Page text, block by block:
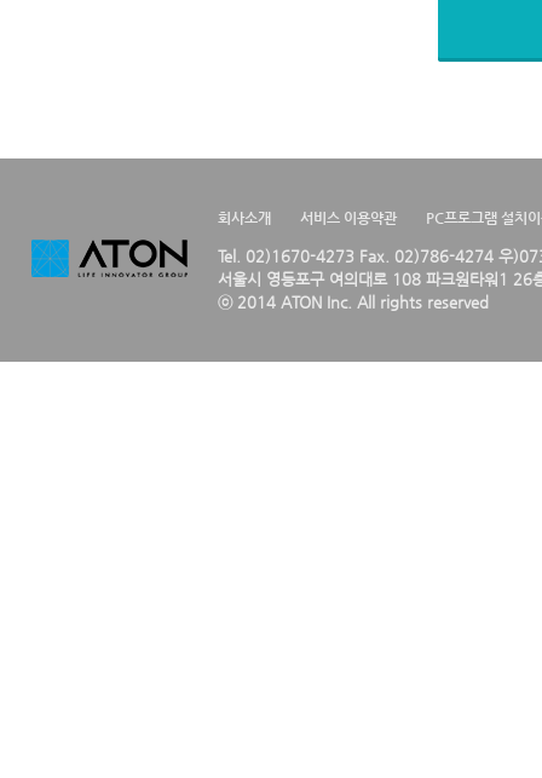
회사소개 서비스 이용약관 PC프로그램 설치
Tel. 02)1670-4273 Fax. 02)786-4274 우
서울시 영등포구 여의대로 108 파크원타워1 26
ⓒ 2014 ATON Inc. All rights reserved